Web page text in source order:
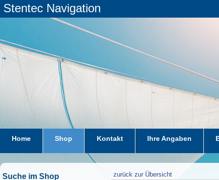
Stentec Navigation
Home Shop Kontakt Ihre Angaben
Suche im Shop zurück zur Übersicht